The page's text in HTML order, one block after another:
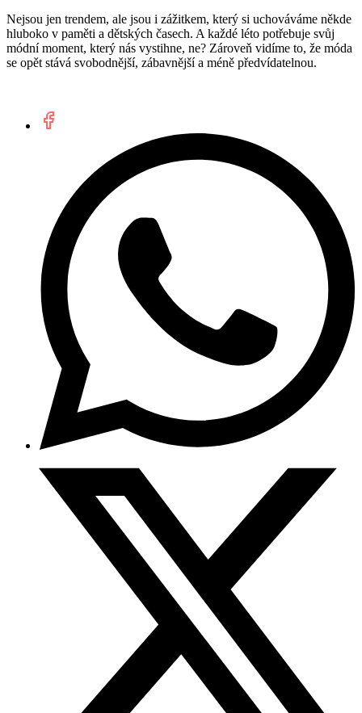
Nejsou jen trendem, ale jsou i zážitkem, který si uchováváme někde
hluboko v paměti a dětských časech. A každé léto potřebuje svůj
módní moment, který nás vystihne, ne? Zároveň vidíme to, že móda
se opět stává svobodnější, zábavnější a méně předvídatelnou.